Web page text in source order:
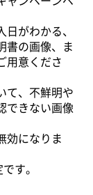
日がわかる、
書の画像、ま
用意くださ
て、不鮮明や
できない画像
効になりま
す。